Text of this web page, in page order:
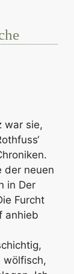
war sie,
der neuen
in Der
Furcht
anhieb
wölfisch,